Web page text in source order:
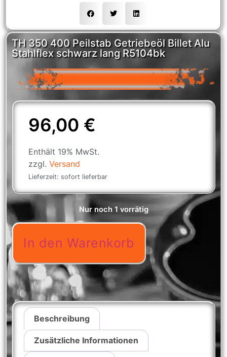
TH 350 400 Peilstab Getriebeöl Billet Alu
Stahlflex schwarz lang R5104bk
96,00 €
Enthält 19% MwSt.
zzgl. Versand
Lieferzeit: sofort lieferbar
Nur noch 1 vorrätig
In den Warenkorb
Beschreibung
Zusätzliche Informationen